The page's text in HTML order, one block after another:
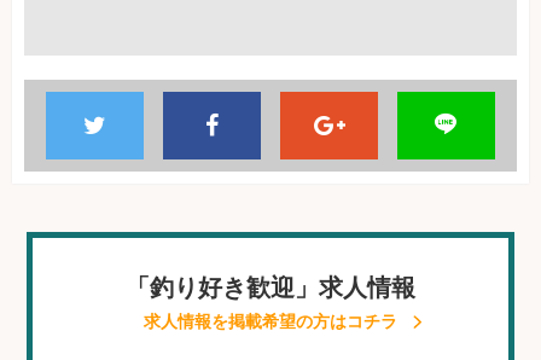
「釣り好き歓迎」求人情報
求人情報を掲載希望の方はコチラ